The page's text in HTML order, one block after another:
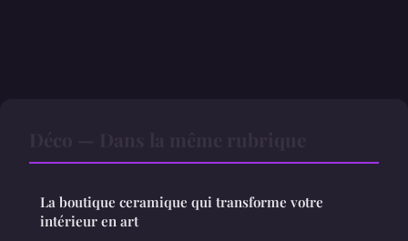
La boutique ceramique qui transforme votre
intérieur en art